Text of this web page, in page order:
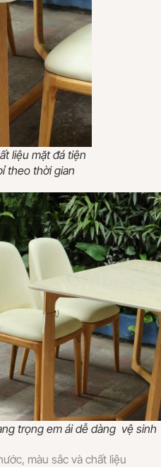
liệu mặt đá tiện
theo thời gian
trọng em ái dễ dàng vệ sinh
màu sắc và chất liệu